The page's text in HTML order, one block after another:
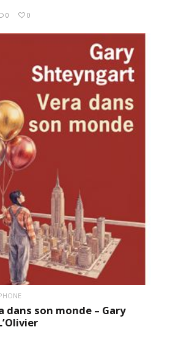
0 0
LIRE LA SUITE
dans son monde – Gary